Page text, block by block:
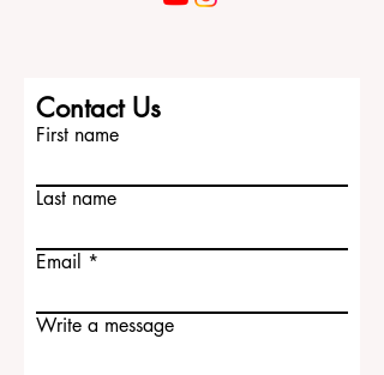
First name
Last name
Email